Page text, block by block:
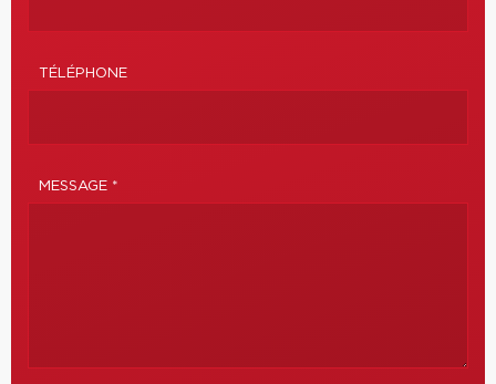
TÉLÉPHONE
MESSAGE *